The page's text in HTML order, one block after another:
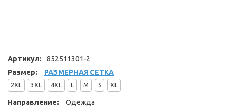
Артикул:
852511301-2
Размер:
РАЗМЕРНАЯ СЕТКА
2XL 3XL 4XL L M S XL
Направление:
Одежда